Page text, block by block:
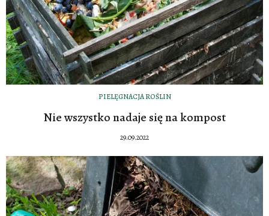
PIELĘGNACJA ROŚLIN
Nie wszystko nadaje się na kompost
29.09.2022